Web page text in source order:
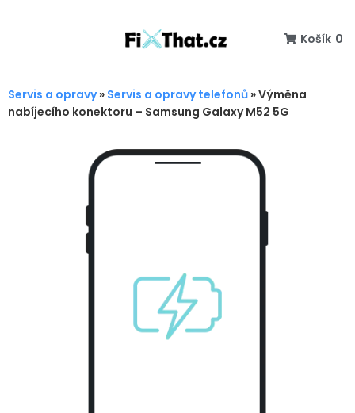
Košík 0
Servis a opravy» Servis a opravy telefonů »Výměna
nabíjecího konektoru – Samsung Galaxy M52 5G